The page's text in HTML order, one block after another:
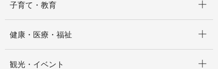
子育て・教育
健康・医療・福祉
観光・イベント